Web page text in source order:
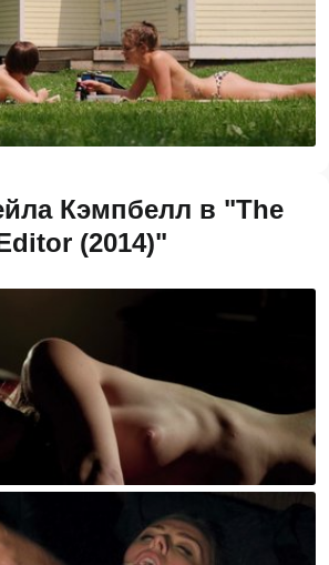
Кэмпбелл в "The
(2014)"